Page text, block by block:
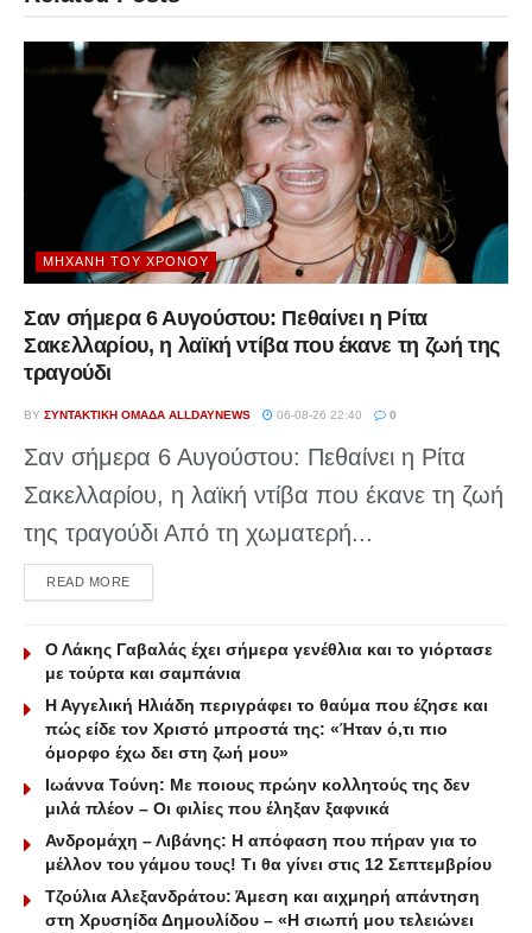
ΜΗΧΑΝΉ ΤΟΥ ΧΡΌΝΟΥ
Σαν σήμερα 6 Αυγούστου: Πεθαίνει η Ρίτα
Σακελλαρίου, η λαϊκή ντίβα που έκανε τη ζωή της
τραγούδι
BY ΣΥΝΤΑΚΤΙΚΉ ΟΜΆΔΑ ALLDAYNEWS 06-08-26 22:40 0
Σαν σήμερα 6 Αυγούστου: Πεθαίνει η Ρίτα
Σακελλαρίου, η λαϊκή ντίβα που έκανε τη ζωή
της τραγούδι Από τη χωματερή...
READ MOREDETAILS
Ο Λάκης Γαβαλάς έχει σήμερα γενέθλια και το γιόρτασε
με τούρτα και σαμπάνια
Η Αγγελική Ηλιάδη περιγράφει το θαύμα που έζησε και
πώς είδε τον Χριστό μπροστά της: «Ήταν ό,τι πιο
όμορφο έχω δει στη ζωή μου»
Ιωάννα Τούνη: Με ποιους πρώην κολλητούς της δεν
μιλά πλέον – Οι φιλίες που έληξαν ξαφνικά
Ανδρομάχη – Λιβάνης: Η απόφαση που πήραν για το
μέλλον του γάμου τους! Τι θα γίνει στις 12 Σεπτεμβρίου
Τζούλια Αλεξανδράτου: Άμεση και αιχμηρή απάντηση
στη Χρυσηίδα Δημουλίδου – «Η σιωπή μου τελειώνει